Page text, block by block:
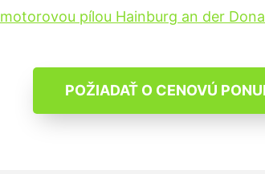
pílou Hainburg an der
POŽIADAŤ O CENOVÚ